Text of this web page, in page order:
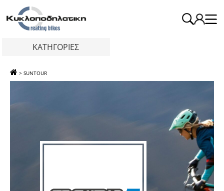
ΚΑΤΗΓΟΡΙΕΣ
> SUNTOUR